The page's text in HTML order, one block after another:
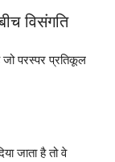
विसंगति
जो परस्पर प्रतिकूल
जाता है तो वे